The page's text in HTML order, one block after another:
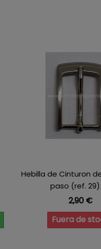
Hebilla de Cinturon
paso (ref. 29)
Precio
2,90 €
Fuera de